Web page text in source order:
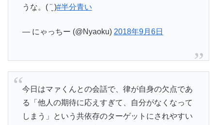
うな。( ¨̮ )#半分青い
— にゃっちー (@Nyaoku) 2018年9月6日
今日はマァくんとの会話で、律が自身の欠点であ
る「他人の期待に応えすぎて、自分がなくなって
しまう」という共依存のターゲットにされやすい